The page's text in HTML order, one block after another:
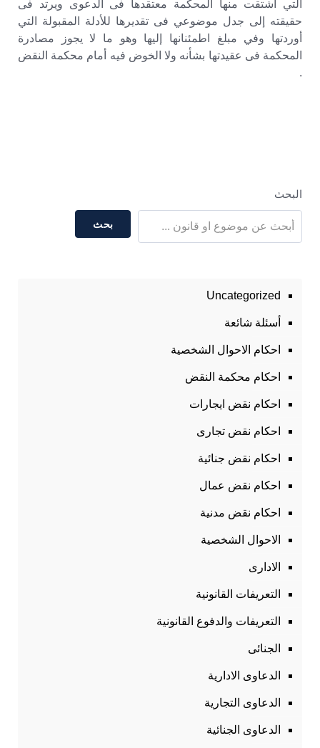
التي اشتقت منها المحكمة معتقدها فى الدعوى ويرتد فى
حقيقته إلى جدل موضوعي فى تقديرها للأدلة المقبولة التي
أوردتها وفي مبلغ اطمئنانها إليها وهو ما لا يجوز مصادرة
المحكمة فى عقيدتها بشأنه ولا الخوض فيه أمام محكمة النقض
.
البحث
بحث
Uncategorized
أسئلة شائعة
احكام الاحوال الشخصية
احكام محكمة النقض
احكام نقض ايجارات
احكام نقض تجارى
احكام نقض جنائية
احكام نقض عمال
احكام نقض مدنية
الاحوال الشخصية
الادارى
التعريفات القانونية
التعريفات والدفوع القانونية
الجنائى
الدعاوى الادارية
الدعاوى التجارية
الدعاوى الجنائية